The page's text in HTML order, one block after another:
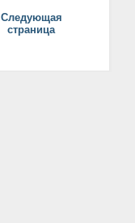
Следующая
страница